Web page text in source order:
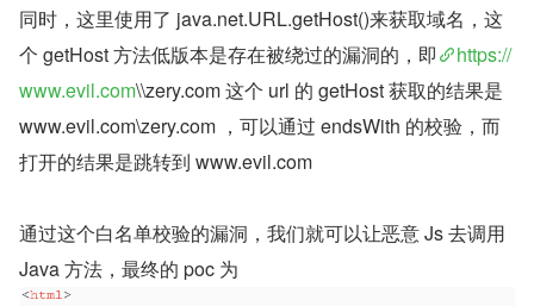
同时，这里使用了 java.net.URL.getHost()来获取域名，这
个 getHost 方法低版本是存在被绕过的漏洞的，即
https://
www.evil.com\\zery.com 这个 url 的 getHost 获取的结果是
www.evil.com\zery.com ，可以通过 endsWith 的校验，而
打开的结果是跳转到 www.evil.com
通过这个白名单校验的漏洞，我们就可以让恶意 Js 去调用
Java 方法，最终的 poc 为